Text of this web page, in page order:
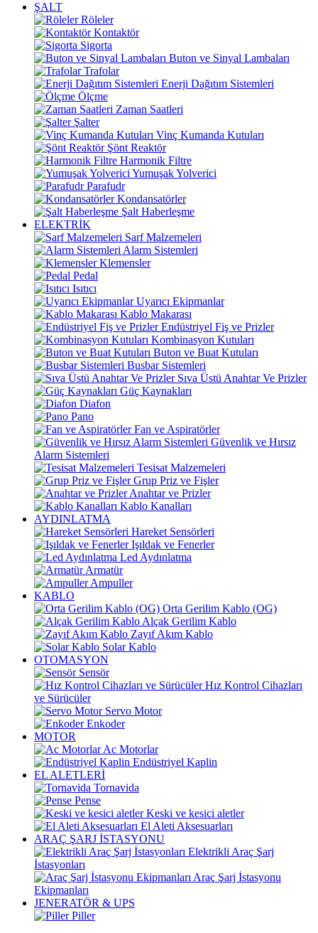
ŞALT
Röleler
Kontaktör
Sigorta
Buton ve Sinyal Lambaları
Trafolar
Enerji Dağıtım Sistemleri
Ölçme
Zaman Saatleri
Şalter
Vinç Kumanda Kutuları
Şönt Reaktör
Harmonik Filtre
Yumuşak Yolverici
Parafudr
Kondansatörler
Şalt Haberleşme
ELEKTRİK
Sarf Malzemeleri
Alarm Sistemleri
Klemensler
Pedal
Isıtıcı
Uyarıcı Ekipmanlar
Kablo Makarası
Endüstriyel Fiş ve Prizler
Kombinasyon Kutuları
Buton ve Buat Kutuları
Busbar Sistemleri
Sıva Üstü Anahtar Ve Prizler
Güç Kaynakları
Diafon
Pano
Fan ve Aspiratörler
Güvenlik ve Hırsız
Alarm Sistemleri
Tesisat Malzemeleri
Grup Priz ve Fişler
Anahtar ve Prizler
Kablo Kanalları
AYDINLATMA
Hareket Sensörleri
Işıldak ve Fenerler
Led Aydınlatma
Armatür
Ampuller
KABLO
Orta Gerilim Kablo (OG)
Alçak Gerilim Kablo
Zayıf Akım Kablo
Solar Kablo
OTOMASYON
Sensör
Hız Kontrol Cihazları
ve Sürücüler
Servo Motor
Enkoder
MOTOR
Ac Motorlar
Endüstriyel Kaplin
EL ALETLERİ
Tornavida
Pense
Keski ve kesici aletler
El Aleti Aksesuarları
ARAÇ ŞARJ İSTASYONU
Elektrikli Araç Şarj
İstasyonları
Araç Şarj İstasyonu
Ekipmanları
JENERATÖR & UPS
Piller